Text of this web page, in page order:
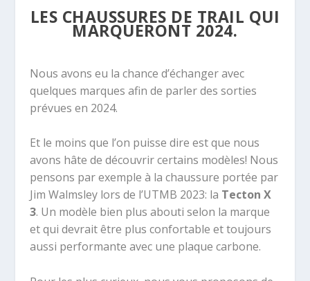
LES CHAUSSURES DE TRAIL QUI
MARQUERONT 2024.
Nous avons eu la chance d’échanger avec
quelques marques afin de parler des sorties
prévues en 2024.
Et le moins que l’on puisse dire est que nous
avons hâte de découvrir certains modèles! Nous
pensons par exemple à la chaussure portée par
Jim Walmsley lors de l’UTMB 2023: la Tecton X
3. Un modèle bien plus abouti selon la marque
et qui devrait être plus confortable et toujours
aussi performante avec une plaque carbone.